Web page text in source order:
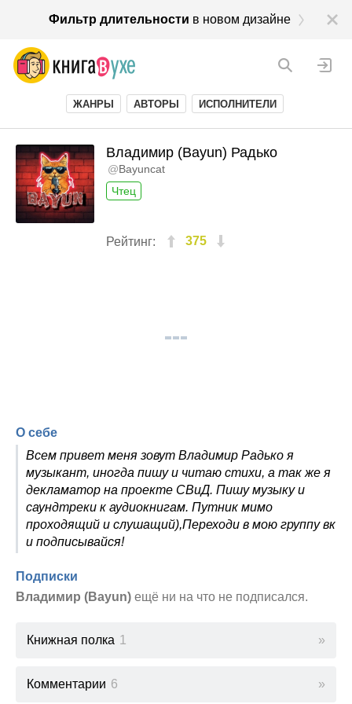
Фильтр длительности в новом дизайне
ЖАНРЫ АВТОРЫ ИСПОЛНИТЕЛИ
Владимир (Bayun) Радько
@Bayuncat
Чтец
Рейтинг: 375
О себе
Всем привет меня зовут Владимир Радько я
музыкант, иногда пишу и читаю стихи, а так же я
декламатор на проекте СВиД. Пишу музыку и
саундтреки к аудиокнигам. Путник мимо
проходящий и слушащий),Переходи в мою группу вк
и подписывайся!
Подписки
Владимир (Bayun) ещё ни на что не подписался.
Книжная полка 1
Комментарии 6